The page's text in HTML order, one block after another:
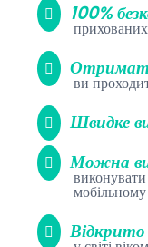
100%
ви
Швидке
Можна
Відкрито